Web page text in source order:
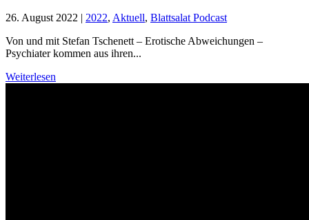
26. August 2022 | 2022, Aktuell, Blattsalat Podcast
Von und mit Stefan Tschenett – Erotische Abweichungen –
Psychiater kommen aus ihren...
Weiterlesen